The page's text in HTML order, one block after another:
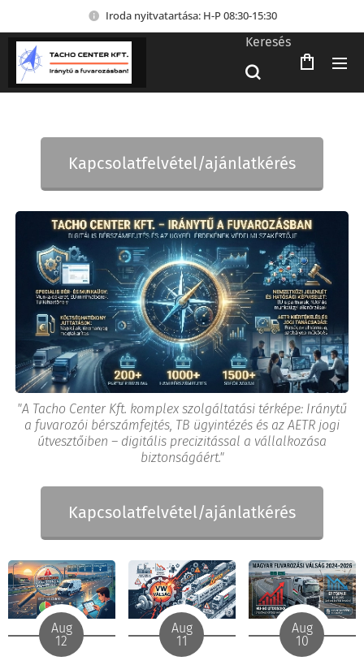
Iroda nyitvatartása: H-P 08:30-15:30
Keresés
Kapcsolatfelvétel/ajánlatkérés
"A Tacho Center Kft. komplex szolgáltatási térképe: Iránytű
a fuvarozói bérszámfejtés, TB ügyintézés és az AETR jogi
útvesztőiben – digitális precizitással a vállalkozása
biztonságáért."
Kapcsolatfelvétel/ajánlatkérés
Aug
12
Aug
11
Aug
10